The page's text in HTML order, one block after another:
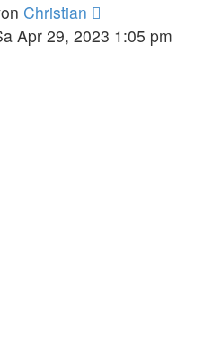
Christian
Apr 29, 2023 1:05 pm